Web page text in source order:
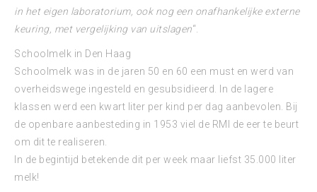
in het eigen laboratorium, ook nog een onafhankelijke externe
keuring, met vergelijking van uitslagen“.
Schoolmelk in Den Haag
Schoolmelk was in de jaren 50 en 60 een must en werd van
overheidswege ingesteld en gesubsidieerd. In de lagere
klassen werd een kwart liter per kind per dag aanbevolen. Bij
de openbare aanbesteding in 1953 viel de RMI de eer te beurt
om dit te realiseren.
In de begintijd betekende dit per week maar liefst 35.000 liter
melk!